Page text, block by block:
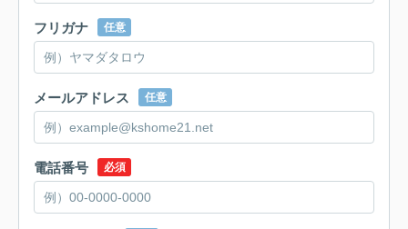
フリガナ 任意
メールアドレス 任意
電話番号 必須